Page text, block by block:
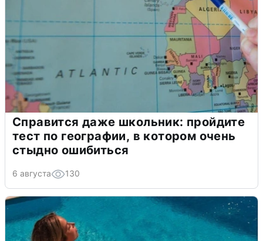
Справится даже школьник: пройдите
тест по географии, в котором очень
стыдно ошибиться
6 августа 130